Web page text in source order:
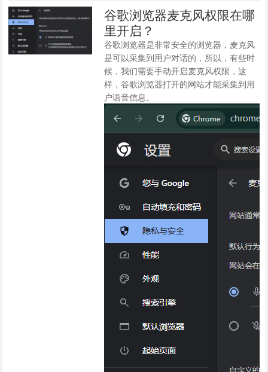
谷歌浏览器麦克风权限在哪
里开启？
谷歌浏览器是非常安全的浏览器，麦克风
是可以采集到用户对话的，所以，有些时
候，我们需要手动开启麦克风权限，这
样，谷歌浏览器打开的网站才能采集到用
户语音信息。